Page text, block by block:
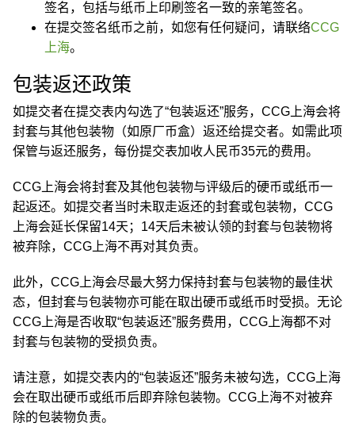
签名，包括与纸币上印刷签名一致的亲笔签名。
在提交签名纸币之前，如您有任何疑问，请联络CCG
上海。
包装返还政策
如提交者在提交表内勾选了“包装返还”服务，CCG上海会将
封套与其他包装物（如原厂币盒）返还给提交者。如需此项
保管与返还服务，每份提交表加收人民币35元的费用。
CCG上海会将封套及其他包装物与评级后的硬币或纸币一
起返还。如提交者当时未取走返还的封套或包装物，CCG
上海会延长保留14天；14天后未被认领的封套与包装物将
被弃除，CCG上海不再对其负责。
此外，CCG上海会尽最大努力保持封套与包装物的最佳状
态，但封套与包装物亦可能在取出硬币或纸币时受损。无论
CCG上海是否收取“包装返还”服务费用，CCG上海都不对
封套与包装物的受损负责。
请注意，如提交表内的“包装返还”服务未被勾选，CCG上海
会在取出硬币或纸币后即弃除包装物。CCG上海不对被弃
除的包装物负责。